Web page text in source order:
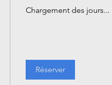
Chargement des jours...
Réserver